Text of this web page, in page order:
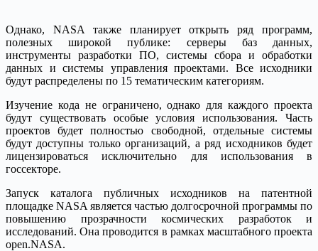
Однако, NASA также планирует открыть ряд программ,
полезных широкой публике: серверы баз данных,
инструменты разработки ПО, системы сбора и обработки
данных и системы управления проектами. Все исходники
будут распределены по 15 тематическим категориям.
Изучение кода не ограничено, однако для каждого проекта
будут существовать особые условия использования. Часть
проектов будет полностью свободной, отдельные системы
будут доступны только организаций, а ряд исходников будет
лицензироваться исключительно для использования в
госсекторе.
Запуск каталога публичных исходников на патентной
площадке NASA является частью долгосрочной программы по
повышению прозрачности космических разработок и
исследований. Она проводится в рамках масштабного проекта
open.NASA.